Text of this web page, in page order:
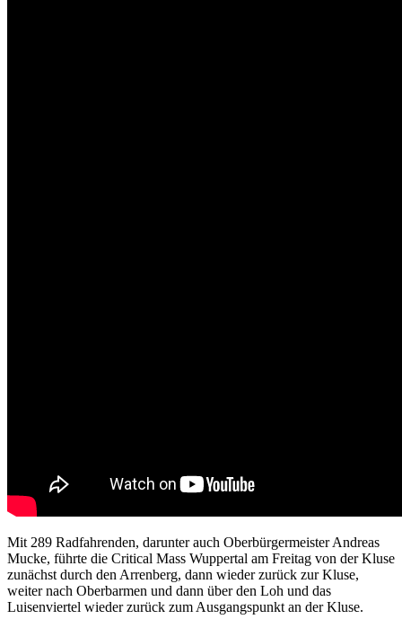
Mit 289 Radfahrenden, darunter auch Oberbürgermeister Andreas
Mucke, führte die Critical Mass Wuppertal am Freitag von der Kluse
zunächst durch den Arrenberg, dann wieder zurück zur Kluse,
weiter nach Oberbarmen und dann über den Loh und das
Luisenviertel wieder zurück zum Ausgangspunkt an der Kluse.